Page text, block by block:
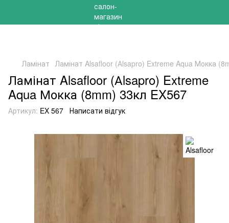
Ламінат Ламінат Alsafloor (Аlsapro) Extreme Aqua Мокка
Ламінат Alsafloor (Аlsapro) Extreme
Aqua Мокка (8mm) 33кл EX567
Артикул: EX 567 Написати відгук